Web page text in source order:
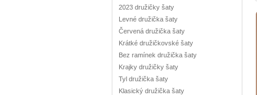
2023 družičky šaty
Levné družička šaty
Červená družička šaty
Krátké družičkovské šaty
Bez ramínek družička šaty
Krajky družičky šaty
Tyl družička šaty
Klasický družička šaty